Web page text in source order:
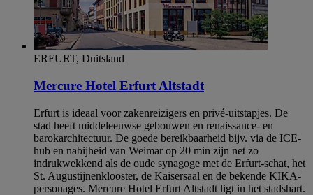
ERFURT, Duitsland
Mercure Hotel Erfurt Altstadt
Erfurt is ideaal voor zakenreizigers en privé-uitstapjes. De
stad heeft middeleeuwse gebouwen en renaissance- en
barokarchitectuur. De goede bereikbaarheid bijv. via de ICE-
hub en nabijheid van Weimar op 20 min zijn net zo
indrukwekkend als de oude synagoge met de Erfurt-schat, het
St. Augustijnenklooster, de Kaisersaal en de bekende KIKA-
personages. Mercure Hotel Erfurt Altstadt ligt in het stadshart.